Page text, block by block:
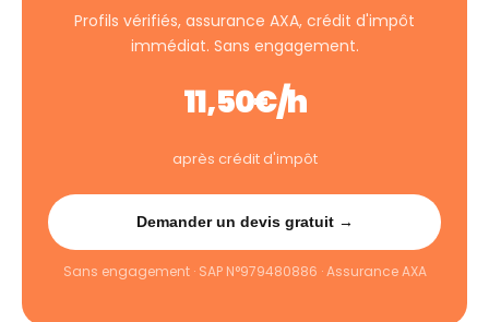
Profils vérifiés, assurance AXA, crédit d'impôt
immédiat. Sans engagement.
11,50€/h
après crédit d'impôt
Demander un devis gratuit →
Sans engagement · SAP N°979480886 · Assurance AXA